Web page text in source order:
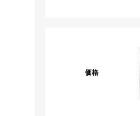
価格